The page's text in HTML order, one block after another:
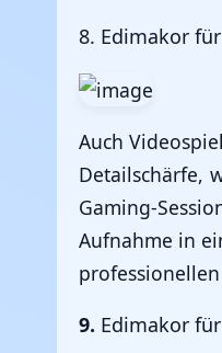
8. Edimakor
Auch
Detailschärfe,
Gaming-
Aufnahme in
9. Edimakor